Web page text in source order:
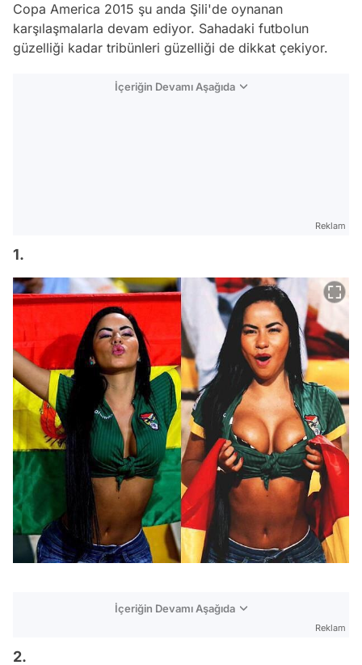
Copa America 2015 şu anda Şili'de oynanan
karşılaşmalarla devam ediyor. Sahadaki futbolun
güzelliği kadar tribünleri güzelliği de dikkat çekiyor.
İçeriğin Devamı Aşağıda
Reklam
1.
İçeriğin Devamı Aşağıda
Reklam
2.